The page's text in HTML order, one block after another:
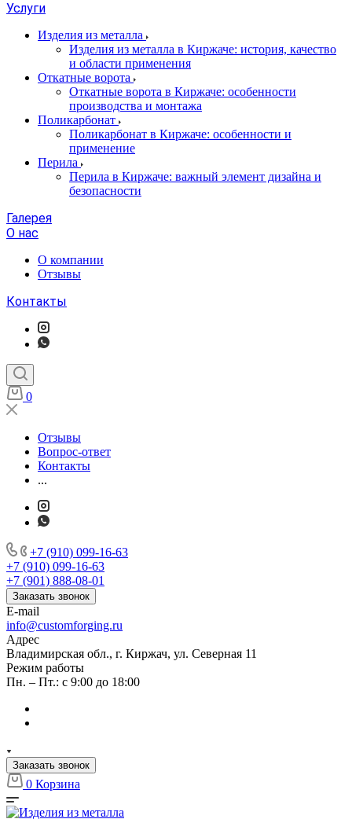
Услуги
Изделия из металла
Изделия из металла в Киржаче: история, качество
и области применения
Откатные ворота
Откатные ворота в Киржаче: особенности
производства и монтажа
Поликарбонат
Поликарбонат в Киржаче: особенности и
применение
Перила
Перила в Киржаче: важный элемент дизайна и
безопасности
Галерея
О нас
О компании
Отзывы
Контакты
0
Отзывы
Вопрос-ответ
Контакты
...
+7 (910) 099-16-63
+7 (910) 099-16-63
+7 (901) 888-08-01
Заказать звонок
E-mail
info@customforging.ru
Адрес
Владимирская обл., г. Киржач, ул. Северная 11
Режим работы
Пн. – Пт.: с 9:00 до 18:00
Заказать звонок
0 Корзина